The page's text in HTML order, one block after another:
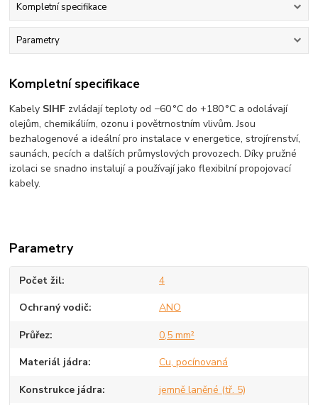
Kompletní specifikace
Parametry
Kompletní specifikace
Kabely SIHF zvládají teploty od −60 °C do +180 °C a odolávají
olejům, chemikáliím, ozonu i povětrnostním vlivům. Jsou
bezhalogenové a ideální pro instalace v energetice, strojírenství,
saunách, pecích a dalších průmyslových provozech. Díky pružné
izolaci se snadno instalují a používají jako flexibilní propojovací
kabely.
Parametry
Počet žil 4
Ochraný vodič ANO
Průřez 0,5 mm²
Materiál jádra Cu, pocínovaná
Konstrukce jádra jemně laněné (tř. 5)